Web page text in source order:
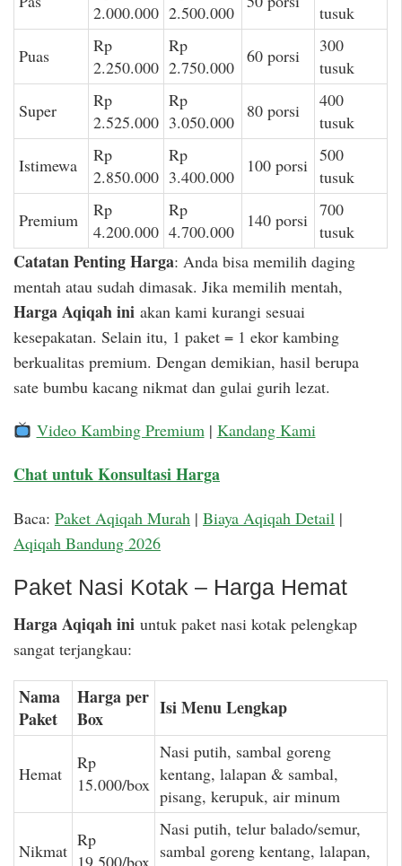
2.000.000 2.500.000
tusuk
Puas
Rp
2.250.000
Rp
2.750.000
60 porsi
300
tusuk
Super
Rp
2.525.000
Rp
3.050.000
80 porsi
400
tusuk
Istimewa
Rp
2.850.000
Rp
3.400.000
100 porsi 500
tusuk
Premium
Rp
4.200.000
Rp
4.700.000
140 porsi 700
tusuk
Catatan Penting Harga: Anda bisa memilih daging
mentah atau sudah dimasak. Jika memilih mentah,
Harga Aqiqah ini akan kami kurangi sesuai
kesepakatan. Selain itu, 1 paket = 1 ekor kambing
berkualitas premium. Dengan demikian, hasil berupa
sate bumbu kacang nikmat dan gulai gurih lezat.
Video Kambing Premium| Kandang Kami
Chat untuk Konsultasi Harga
Baca: Paket Aqiqah Murah | Biaya Aqiqah Detail |
Aqiqah Bandung 2026
Paket Nasi Kotak – Harga Hemat
Harga Aqiqah ini untuk paket nasi kotak pelengkap
sangat terjangkau:
Nama
Paket
Harga per
Box
Isi Menu Lengkap
Hemat
Rp
15.000/box
Nasi putih, sambal goreng
kentang, lalapan & sambal,
pisang, kerupuk, air minum
Nikmat
Rp
19.500/box
Nasi putih, telur balado/semur,
sambal goreng kentang, lalapan,